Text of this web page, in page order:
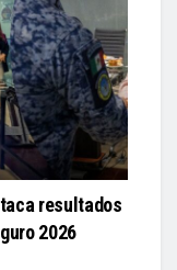
resultados
2026